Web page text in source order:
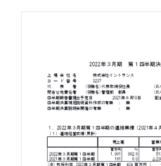
お知らせ
お役立ちコラム
採用情報